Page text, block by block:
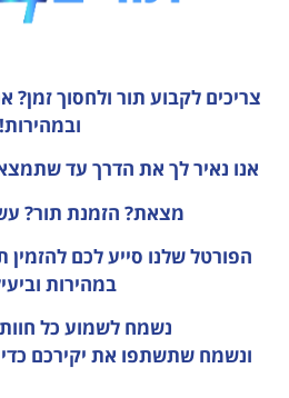
צריכים לקבוע תור ולחסוך זמן?
ובמהירות!
אנו נאיר לך את הדרך עד
מצאת? הזמנת תור?
הפורטל שלנו סייע לכם
במהירות
נשמח לשמוע כל
ונשמח שתשתפו את יקירכם